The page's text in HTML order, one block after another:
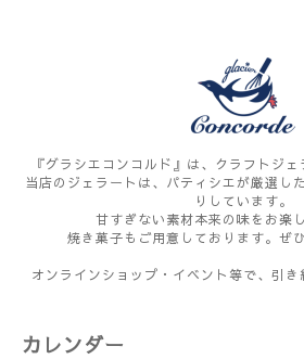
『グラシエコンコルド』は、クラフトジェ
当店のジェラートは、パティシエが厳選し
りしています。
甘すぎない素材本来の味をお楽
焼き菓子もご用意しております。ぜ
オンラインショップ・イベント等で、引き
カレンダー